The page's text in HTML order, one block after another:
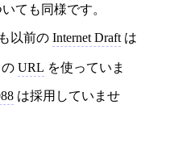
ても同様です。
も以前の Internet Draft は
URL を使っていま
は採用していませ